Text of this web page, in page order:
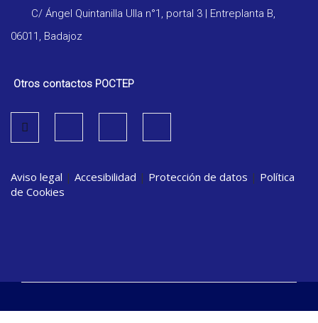
C/ Ángel Quintanilla Ulla n°1, portal 3 | Entreplanta B,
06011, Badajoz
Otros contactos POCTEP
Aviso legal | Accesibilidad | Protección de datos | Política
de Cookies